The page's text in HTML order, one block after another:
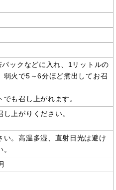
ックなどに入れ、1リットルの
弱火で5～6分ほど煮出してお召
も召し上がれます。
上がりください。
い。高温多湿、直射日光は避け